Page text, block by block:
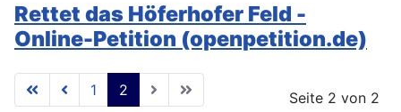
Rettet das Höferhofer Feld -
Online-Petition (openpetition.de)
Seite 2 von 2
1 2